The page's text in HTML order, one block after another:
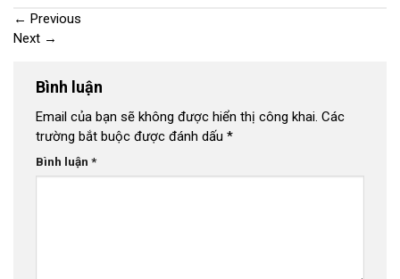
← Previous
Next →
Bình luận
Email của bạn sẽ không được hiển thị công khai. Các
trường bắt buộc được đánh dấu *
Bình luận *